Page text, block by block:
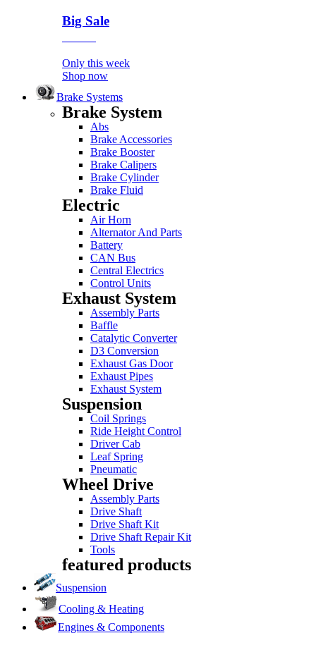
Big Sale
Only this week
Shop now
Brake Systems
Brake System
Abs
Brake Accessories
Brake Booster
Brake Calipers
Brake Cylinder
Brake Fluid
Electric
Air Horn
Alternator And Parts
Battery
CAN Bus
Central Electrics
Control Units
Exhaust System
Assembly Parts
Baffle
Catalytic Converter
D3 Conversion
Exhaust Gas Door
Exhaust Pipes
Exhaust System
Suspension
Coil Springs
Ride Height Control
Driver Cab
Leaf Spring
Pneumatic
Wheel Drive
Assembly Parts
Drive Shaft
Drive Shaft Kit
Drive Shaft Repair Kit
Tools
featured products
Suspension
Cooling & Heating
Engines & Components